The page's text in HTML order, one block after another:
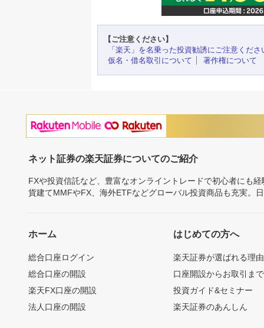
【ご注意ください】
「楽天」を名乗った投資勧誘にご注意くださ
仮名・借名取引について
著作権について
ネット証券の楽天証券についてのご紹介
FXや投資信託など、豊富なオンライントレードで初心者にも
貨建てMMFやFX、海外ETFなどグローバル投資商品も充実。
ホーム
総合口座ログイン
総合口座の開設
楽天FX口座の開設
法人口座の開設
はじめての方へ
楽天証券が選ばれる理由
口座開設からお取引ま
投資ガイド&セミナー
楽天証券のあんしん